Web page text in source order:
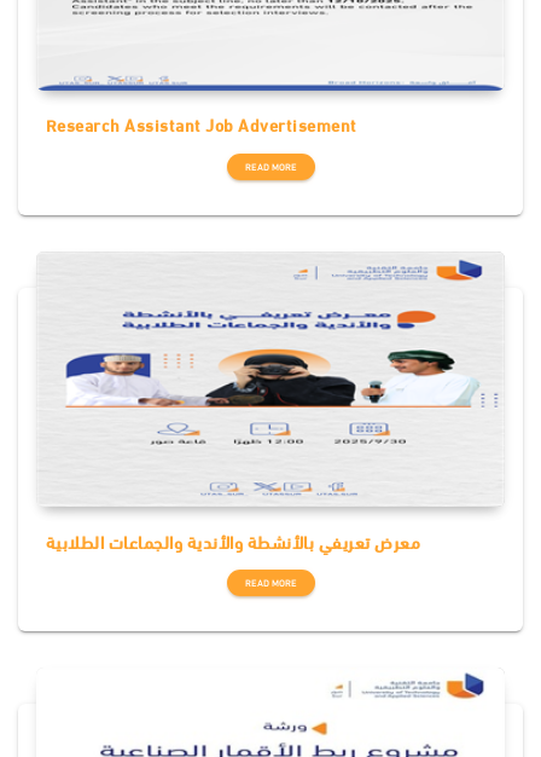
Research Assistant Job Advertisement
READ MORE
معرض تعريفي بالأنشطة والأندية والجماعات الطلابية
READ MORE